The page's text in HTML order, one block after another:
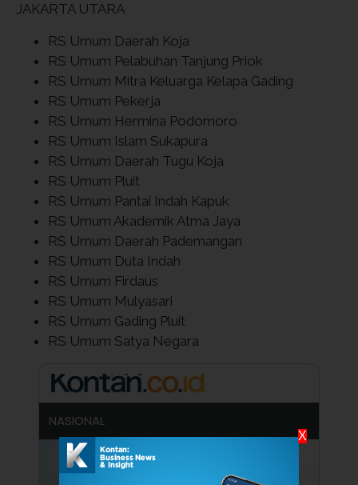
JAKARTA UTARA
RS Umum Daerah Koja
RS Umum Pelabuhan Tanjung Priok
RS Umum Mitra Keluarga Kelapa Gading
RS Umum Pekerja
RS Umum Hermina Podomoro
RS Umum Islam Sukapura
RS Umum Daerah Tugu Koja
RS Umum Pluit
RS Umum Pantai Indah Kapuk
RS Umum Akademik Atma Jaya
RS Umum Daerah Pademangan
RS Umum Duta Indah
RS Umum Firdaus
RS Umum Mulyasari
RS Umum Gading Pluit
RS Umum Satya Negara
NASIONAL
X